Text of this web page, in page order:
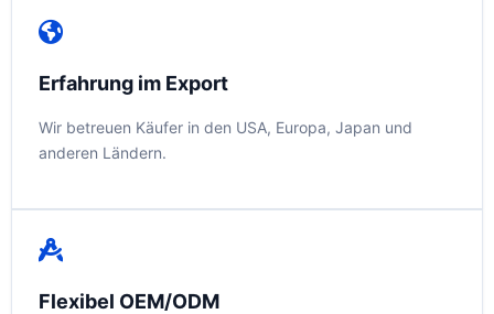
Erfahrung im Export
Wir betreuen Käufer in den USA, Europa, Japan und
anderen Ländern.
Flexibel OEM/ODM